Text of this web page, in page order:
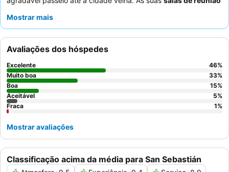
de negócios, enquanto uma
consistentemente o
staff e o serviço
e o buffet de pequeno-almoço recebe muitos elogios pela sua
seleção vasta e variada, incluindo especialidades locais. Para
uma estadia mais tranquila, os hóspedes podem solicitar um
quarto virado para o jardim.
Mostrar mais
Classificação acima da média para San Sebastián
Avaliações dos hóspedes
Excelente 46%
Muito boa
33%
Boa
15%
Aceitável
5%
Fraca
1%
Mostrar avaliações